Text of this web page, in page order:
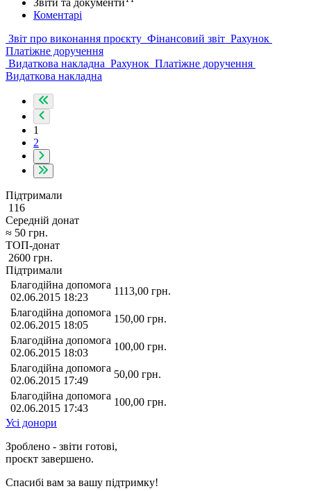
Коментарі
Звіт про виконання проєкту Фінансовий звіт Рахунок
Платіжне доручення
Видаткова накладна Рахунок Платіжне доручення
Видаткова накладна
1
2
Підтримали
116
Середній донат
≈ 50 грн.
ТОП-донат
2600 грн.
Підтримали
Благодійна допомога
02.06.2015 18:23
1113,00 грн.
Благодійна допомога
02.06.2015 18:05
150,00 грн.
Благодійна допомога
02.06.2015 18:03
100,00 грн.
Благодійна допомога
02.06.2015 17:49
50,00 грн.
Благодійна допомога
02.06.2015 17:43
100,00 грн.
Усі донори
Зроблено - звіти готові,
проєкт завершено.
Спасибі вам за вашу підтримку!